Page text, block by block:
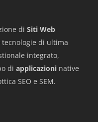
di Siti Web
tecnologie di ultima
integrato,
di applicazioni native
SEO e SEM.